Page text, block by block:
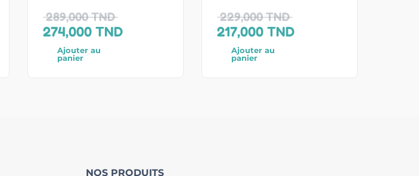
289,000TND
274,000 TND
Ajouter au
panier
229,000TND
217,000 TND
Ajouter au
panier
NOS PRODUITS